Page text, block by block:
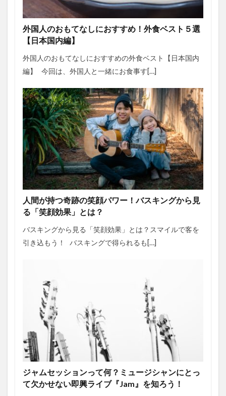
外国人のおもてなしにおすすめ！外食ベスト５選
【日本国内編】
外国人のおもてなしにおすすめの外食ベスト【日本国内
編】 今回は、外国人と一緒にお食事す[…]
人間が持つ奇跡の笑顔パワー！バスキングから見
る「笑顔効果」とは？
バスキングから見る「笑顔効果」とは？スマイルで客を
引き込もう！ バスキングで得られるも[…]
ジャムセッションって何？ミュージシャンにとっ
て欠かせない即興ライブ『Jam』を知ろう！